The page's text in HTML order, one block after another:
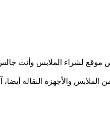
لشراء الملابس وأنت
والأجهزة النقالة أيضا،